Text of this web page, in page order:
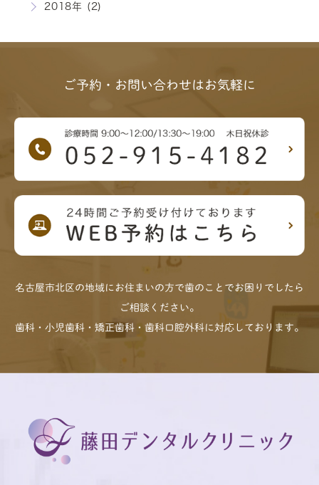
2018年 (2)
ご予約・お問い合わせはお気軽に
名古屋市北区の地域にお住まいの方で歯のことでお困りでしたら
ご相談ください。
歯科・小児歯科・矯正歯科・歯科口腔外科に対応しております。